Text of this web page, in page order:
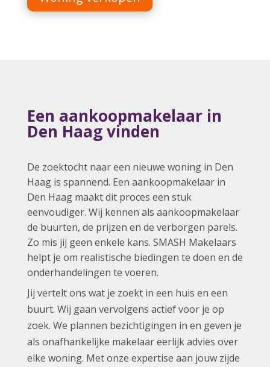
Een aankoopmakelaar in
Den Haag vinden
De zoektocht naar een nieuwe woning in Den
Haag is spannend. Een aankoopmakelaar in
Den Haag maakt dit proces een stuk
eenvoudiger. Wij kennen als aankoopmakelaar
de buurten, de prijzen en de verborgen parels.
Zo mis jij geen enkele kans. SMASH Makelaars
helpt je om realistische biedingen te doen en de
onderhandelingen te voeren.
Jij vertelt ons wat je zoekt in een huis en een
buurt. Wij gaan vervolgens actief voor je op
zoek. We plannen bezichtigingen in en geven je
als onafhankelijke makelaar eerlijk advies over
elke woning. Met onze expertise aan jouw zijde